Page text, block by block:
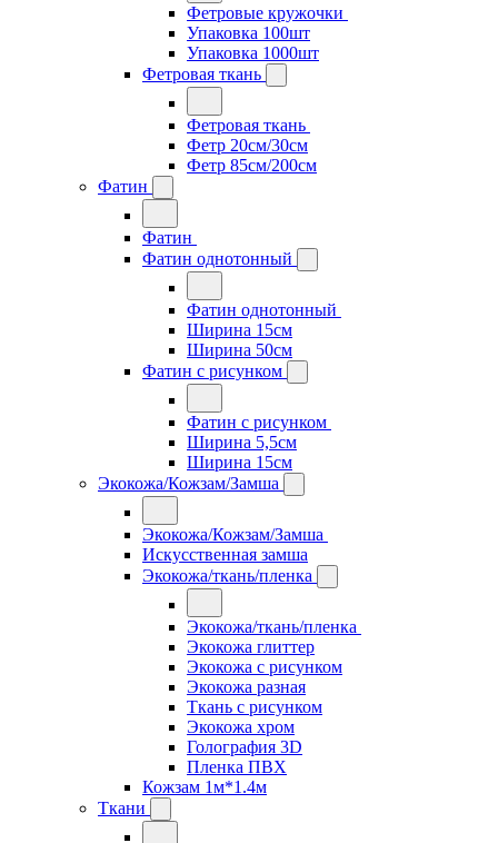
Фетровые кружочки
Упаковка 100шт
Упаковка 1000шт
Фетровая ткань
Фетровая ткань
Фетр 20см/30см
Фетр 85см/200см
Фатин
Фатин
Фатин однотонный
Фатин однотонный
Ширина 15см
Ширина 50см
Фатин с рисунком
Фатин с рисунком
Ширина 5,5см
Ширина 15см
Экокожа/Кожзам/Замша
Экокожа/Кожзам/Замша
Искусственная замша
Экокожа/ткань/пленка
Экокожа/ткань/пленка
Экокожа глиттер
Экокожа с рисунком
Экокожа разная
Ткань с рисунком
Экокожа хром
Голография 3D
Пленка ПВХ
Кожзам 1м*1.4м
Ткани